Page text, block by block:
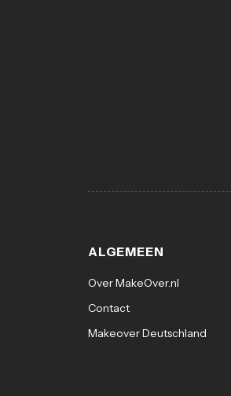
ALGEMEEN
Over MakeOver.nl
Contact
Makeover Deutschland